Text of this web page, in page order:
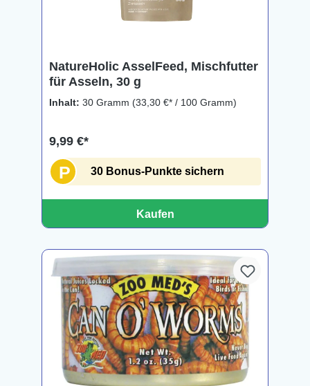
NatureHolic AsselFeed, Mischfutter
für Asseln, 30 g
Inhalt: 30 Gramm (33,30 €* / 100 Gramm)
9,99 €*
P 30 Bonus-Punkte sichern
Kaufen